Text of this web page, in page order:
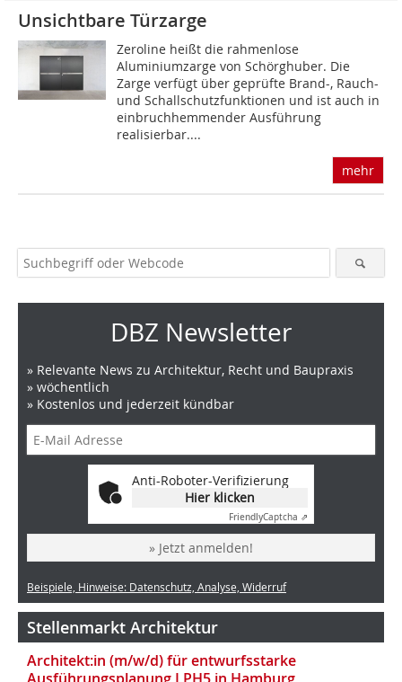
Unsichtbare Türzarge
Zeroline heißt die rahmenlose
Aluminiumzarge von Schörghuber. Die
Zarge verfügt über geprüfte Brand-, Rauch-
und Schallschutzfunktionen und ist auch in
einbruchhemmender Ausführung
realisierbar....
mehr
DBZ Newsletter
» Relevante News zu Architektur, Recht und Baupraxis
» wöchentlich
» Kostenlos und jederzeit kündbar
Anti-Roboter-Verifizierung
Hier klicken
FriendlyCaptcha ⇗
» Jetzt anmelden!
Beispiele, Hinweise: Datenschutz, Analyse, Widerruf
Stellenmarkt Architektur
Architekt:in (m/w/d) für entwurfsstarke